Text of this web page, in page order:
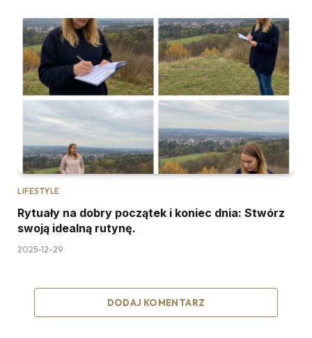
LIFESTYLE
Rytuały na dobry początek i koniec dnia: Stwórz
swoją idealną rutynę.
2025-12-29
DODAJ KOMENTARZ